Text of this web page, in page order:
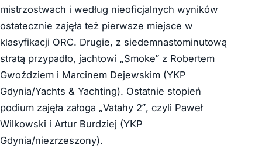
mistrzostwach i według nieoficjalnych wyników
ostatecznie zajęła też pierwsze miejsce w
klasyfikacji ORC. Drugie, z siedemnastominutową
stratą przypadło, jachtowi „Smoke” z Robertem
Gwoździem i Marcinem Dejewskim (YKP
Gdynia/Yachts & Yachting). Ostatnie stopień
podium zajęła załoga „Vatahy 2”, czyli Paweł
Wilkowski i Artur Burdziej (YKP
Gdynia/niezrzeszony).